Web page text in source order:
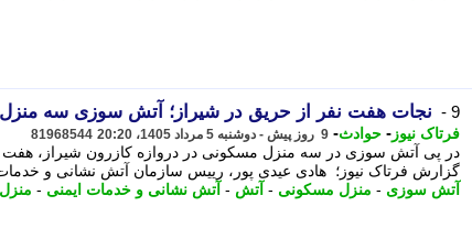
9 - نجات هفت نفر از حریق در شیراز؛ آتش سوزی سه منزل
فرتاک نیوز - حوادث- 9 روز پیش - دوشنبه 5 مرداد 1405، 20:20 81968544
در پی آتش سوزی در سه منزل مسکونی در دروازه کازرون شیراز، هفت
گزارش فرتاک نیوز؛ هادی عیدی پور، رییس سازمان آتش نشانی و
آتش سوزی - منزل مسکونی - آتش - آتش نشانی و خدمات ایمنی - منزل